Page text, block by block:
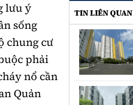
TIN LIÊN QUAN
lưu ý
sống
chung cư
phải
nổ cần
Quản